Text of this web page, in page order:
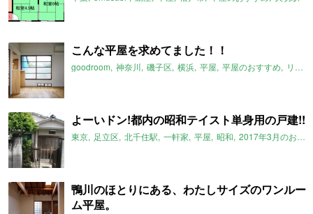
こんな平屋を求めてました！！
goodroom 神奈川 磯子区 横浜 平屋 平屋のおすすめ リノベーション
よーいドン!都内の昭和テイスト単身用の戸建!!
東京 足立区 北千住駅 一軒家 平屋 昭和 2017年3月のおすすめ
鴨川のほとりにある、わたしサイズのワンルー
ム平屋。